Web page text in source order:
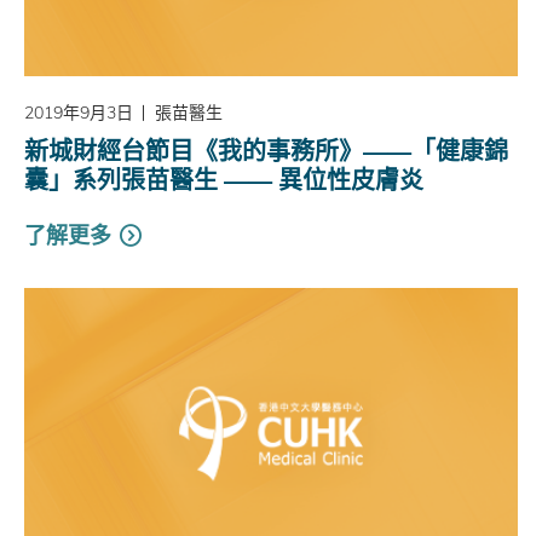
2019年9月3日 張苗醫生
新城財經台節目《我的事務所》——「健康錦
囊」系列張苗醫生 —— 異位性皮膚炎
了解更多